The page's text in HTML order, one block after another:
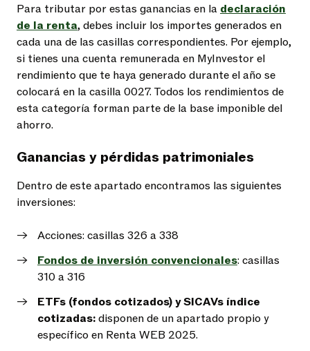
Para tributar por estas ganancias en la declaración
de la renta, debes incluir los importes generados en
cada una de las casillas correspondientes. Por ejemplo,
si tienes una cuenta remunerada en MyInvestor el
rendimiento que te haya generado durante el año se
colocará en la casilla 0027. Todos los rendimientos de
esta categoría forman parte de la base imponible del
ahorro.
Ganancias y pérdidas patrimoniales
Dentro de este apartado encontramos las siguientes
inversiones:
Acciones: casillas 326 a 338
Fondos de inversión convencionales: casillas
310 a 316
ETFs (fondos cotizados) y SICAVs índice
cotizadas:disponen de un apartado propio y
específico en Renta WEB 2025.